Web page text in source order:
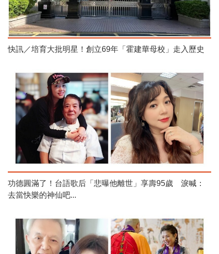
快訊／培育大批明星！創立69年「霍建華母校」走入歷史
功德圓滿了！台語歌后「悲曝他離世」享壽95歲 淚喊：
去當快樂的神仙吧...